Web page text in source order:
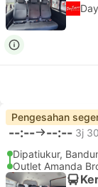
Pengesahan
--:-- --:-- 3j
Dipatiukur,
Outlet Amanda